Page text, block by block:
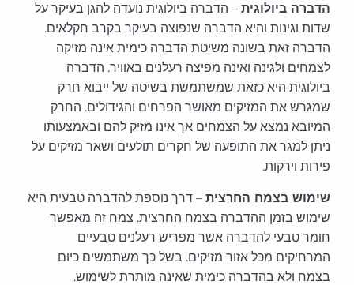
הדברה ביולוגית– הדברה ביולוגית נועדה להגן בעיקר על
שדות וגינות והיא הדברה שנפוצה בעיקר בקרב חקלאים.
הדברה זאת בשונה משיטת הדברה כימית אינה מזיקה
לצמחים ולגינה ואינה מפיצה רעלנים באוויר. הדברה
ביולוגית היא כזאת שמשתמשת בשיטה של ייבוא חרק
שמגרש את המזיקים מאושר הפרחים והגידולים. החרק
המיובא נמצא על הצמחים אך אינו מזיק להם ובאמצעותו
ניתן למגר את התופעה של חקרים תולעים ושאר מזיקים על
פירות וירקות.
שימוש בצמח החרצית– דרך נוספת להדברה טבעית היא
שימוש בזמן ההדברה בצמח החרצית. צמח זה מאפשר
חומר טבעי להדברה אשר מפריש רעלנים טבעיים
המרחיקים מכל אזור מזיקים. בשל כך משתמשים כיום
בצמח ולא בהדברה כימית שאינה מותרת לשימוש.